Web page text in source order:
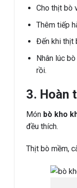
Cho thịt bò
Thêm tiếp
Đến khi thịt
Nhân lúc
rồi.
3. Hoàn
Món bò kho
đều thích.
Thịt bò mềm,